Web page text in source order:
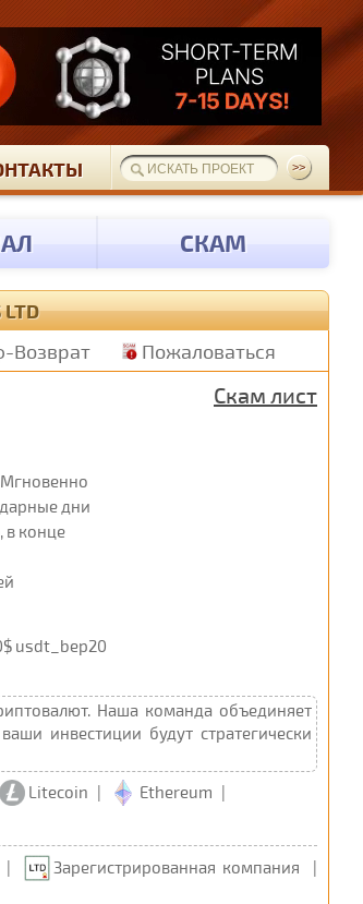
СКАМ
Возврат Пожаловаться
Скам лист
дни
в конце
usdt_bep20
Наша команда объединяет
инвестиции будут стратегически
Litecoin | Ethereum |
| Зарегистрированная компания
|